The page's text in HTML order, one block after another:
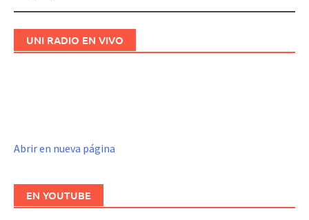
UNI RADIO EN VIVO
Abrir en nueva página
EN YOUTUBE